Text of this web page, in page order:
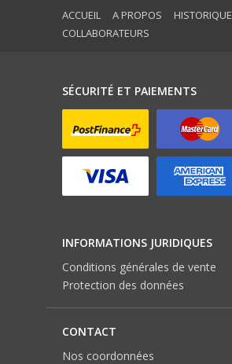
ACCUEIL A PROPOS
HISTORIQUE
COLLABORATEURS
SÉCURITÉ ET PAIEMENTS
INFORMATIONS JURIDIQUES
Conditions générales de vente
Protection des données
CONTACT
Nos coordonnées